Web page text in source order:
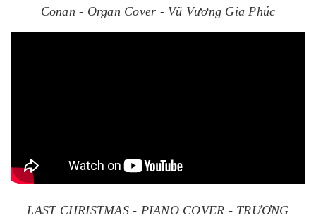
Conan - Organ Cover - Vũ Vương Gia Phúc
LAST CHRISTMAS - PIANO COVER - TRƯƠNG